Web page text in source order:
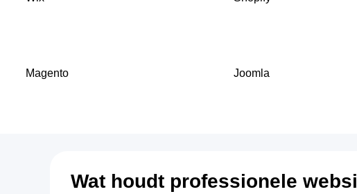
Magento Joomla
Wat houdt professionele